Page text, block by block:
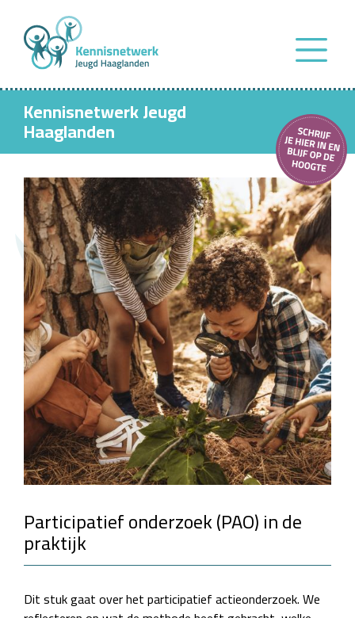
Kennisnetwerk Jeugd
Haaglanden
Participatief onderzoek (PAO) in de
praktijk
Dit stuk gaat over het participatief actieonderzoek. We